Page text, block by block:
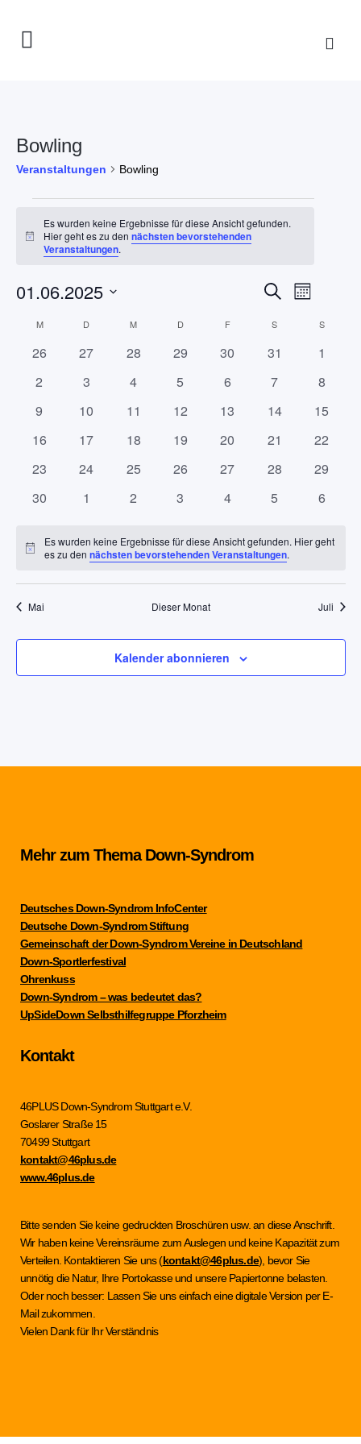
Bowling
Veranstaltungen Bowling
Hinweis
Es wurden keine Ergebnisse für diese Ansicht gefunden.
Hier geht es zu dennächsten bevorstehenden
Veranstaltungen.
und
Ansichten,
Suche
Monat
01.06.2025
Kalender
von
MMONTAG D DIENSTAGM MITTWOCH
DDONNERSTAG
FFREITAG S SAMSTAGS
0
26
0
27
0
28
0
29
0
30
0
31
0
1
0
2
0
3
0
4
0
5
0
6
0
7
0
8
0
9
0
10
0
11
0
12
0
13
0
14
0
15
0
16
0
17
0
18
0
19
0
20
0
21
0
22
0
23
0
24
0
25
0
26
0
27
0
28
0
29
0
30
0
1
0
2
0
3
0
4
0
5
0
6
Hinweis
Es wurden keine Ergebnisse für diese Ansicht gefunden. Hier geht
es zu dennächsten bevorstehenden Veranstaltungen.
Mai Dieser Monat Juli
Kalender abonnieren
Mehr zum Thema Down-Syndrom
Deutsches Down-Syndrom InfoCenter
Deutsche Down-Syndrom Stiftung
Gemeinschaft der Down-Syndrom Vereine in Deutschland
Down-Sportlerfestival
Ohrenkuss
Down-Syndrom – was bedeutet das?
UpSideDown Selbsthilfegruppe Pforzheim
Kontakt
46PLUS Down-Syndrom Stuttgart e.V.
Goslarer Straße 15
70499 Stuttgart
kontakt@46plus.de
www.46plus.de
Bitte senden Sie keine gedruckten Broschüren usw. an diese Anschrift.
Wir haben keine Vereinsräume zum Auslegen und keine Kapazität zum
Verteilen. Kontaktieren Sie uns (kontakt@46plus.de), bevor Sie
unnötig die Natur, Ihre Portokasse und unsere Papiertonne belasten.
Oder noch besser: Lassen Sie uns einfach eine digitale Version per E-
Mail zukommen.
Vielen Dank für Ihr Verständnis